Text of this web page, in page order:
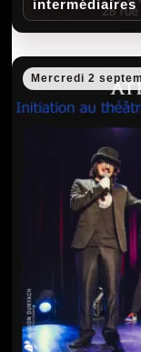
Mercredi 2